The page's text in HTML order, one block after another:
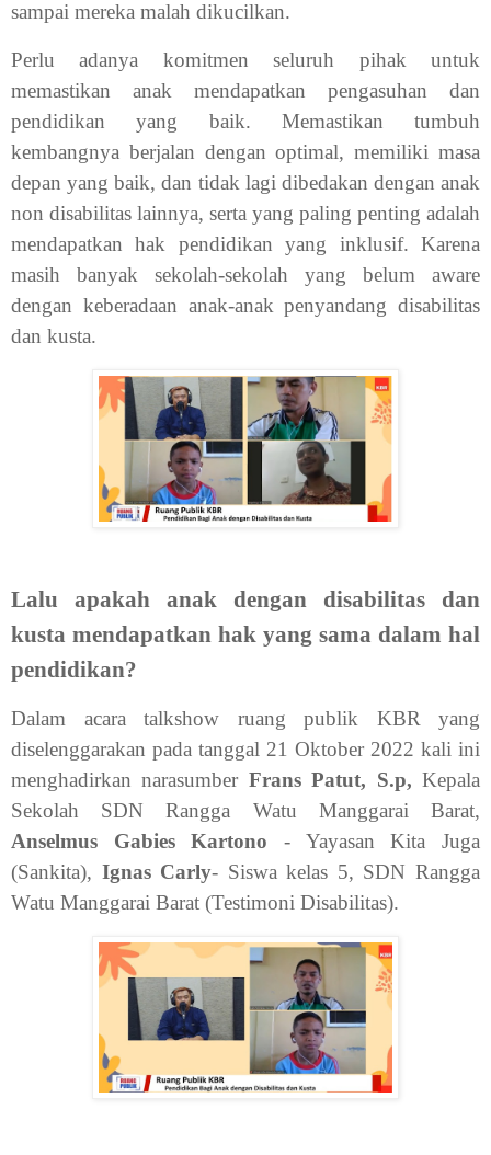
sampai mereka malah dikucilkan.
Perlu adanya komitmen seluruh pihak untuk
memastikan anak mendapatkan pengasuhan dan
pendidikan yang baik. Memastikan tumbuh
kembangnya berjalan dengan optimal, memiliki masa
depan yang baik, dan tidak lagi dibedakan dengan anak
non disabilitas lainnya, serta yang paling penting adalah
mendapatkan hak pendidikan yang inklusif. Karena
masih banyak sekolah-sekolah yang belum aware
dengan keberadaan anak-anak penyandang disabilitas
dan kusta.
Lalu apakah anak dengan disabilitas dan
kusta mendapatkan hak yang sama dalam hal
pendidikan?
Dalam acara talkshow ruang publik KBR yang
diselenggarakan pada tanggal 21 Oktober 2022 kali ini
menghadirkan narasumberFrans Patut, S.p,Kepala
Sekolah SDN Rangga Watu Manggarai Barat,
Anselmus Gabies Kartono - Yayasan Kita Juga
(Sankita), Ignas Carly- Siswa kelas 5, SDN Rangga
Watu Manggarai Barat (Testimoni Disabilitas).